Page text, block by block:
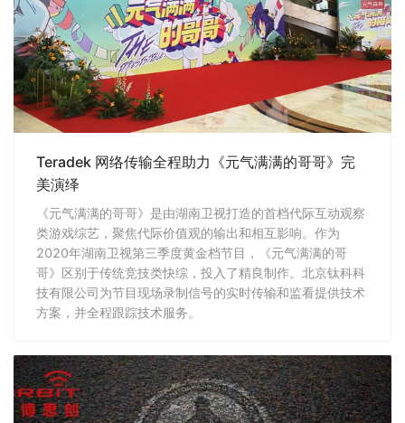
Teradek 网络传输全程助力《元气满满的哥哥》完
美演绎
《元气满满的哥哥》是由湖南卫视打造的首档代际互动观察
类游戏综艺，聚焦代际价值观的输出和相互影响。作为
2020年湖南卫视第三季度黄金档节目，《元气满满的哥
哥》区别于传统竞技类快综，投入了精良制作。北京钛科科
技有限公司为节目现场录制信号的实时传输和监看提供技术
方案，并全程跟踪技术服务。